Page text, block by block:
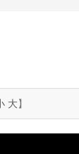
大】